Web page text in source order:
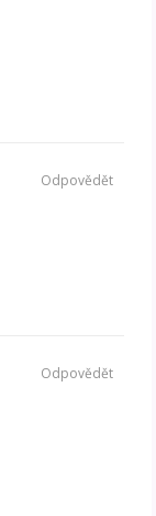
Odpovědět
Odpovědět